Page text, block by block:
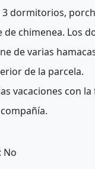
3 dormitorios,
de chimenea.
de varias
de la parcela.
vacaciones con la
No